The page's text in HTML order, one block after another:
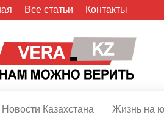
Все статьи Контакты
Новости Казахстана Жизнь на